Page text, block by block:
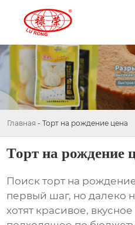
Главная - Торт на рождение цена
Торт на рождение
Поискторт на
первый шаг, но далеко
хотят красивое,